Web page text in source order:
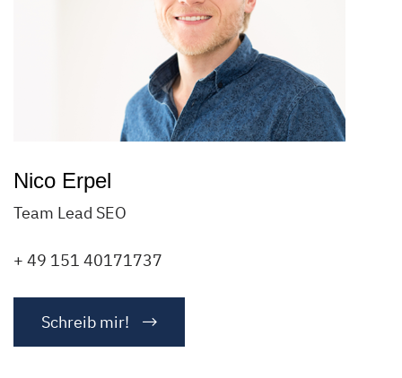
Nico Erpel
Team Lead SEO
+ 49 151 40171737
Schreib mir!